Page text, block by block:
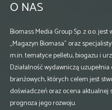
O NAS
Biomass Media Group Sp. z o.o.
„Magazyn Biomasa” oraz
m.in. tematyce pelletu, biogazu i
Działalność wydawniczą
branżowych, których celem jest
doświadczeń oraz ocena aktualnej
prognoza jego rozwoju.